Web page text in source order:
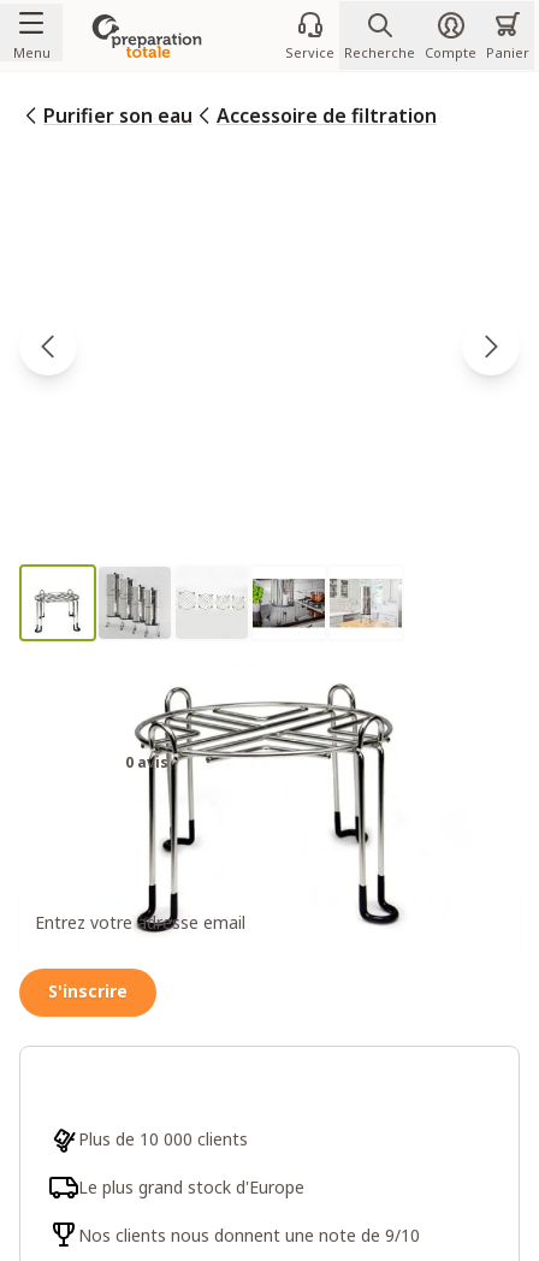
Allez au contenu
Menu Service Recherche Compte Panier
Purifier son eau Accessoire de filtration
Socle Berkey Standard pour Royal
Berkey - 26 cm
0 avis
Recevez un message dès que ce produit est à
nouveau disponible
S'inscrire
Plus de 10 000 clients
Le plus grand stock d'Europe
Nos clients nous donnent une note de 9/10